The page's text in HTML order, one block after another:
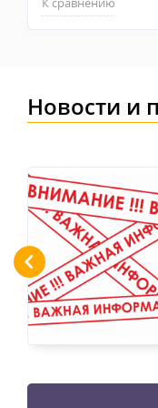
Новости и